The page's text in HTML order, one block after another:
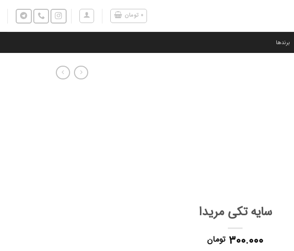
۰ تومان
برندها
سایه تکی مریدا
۳۰۰.۰۰۰ تومان